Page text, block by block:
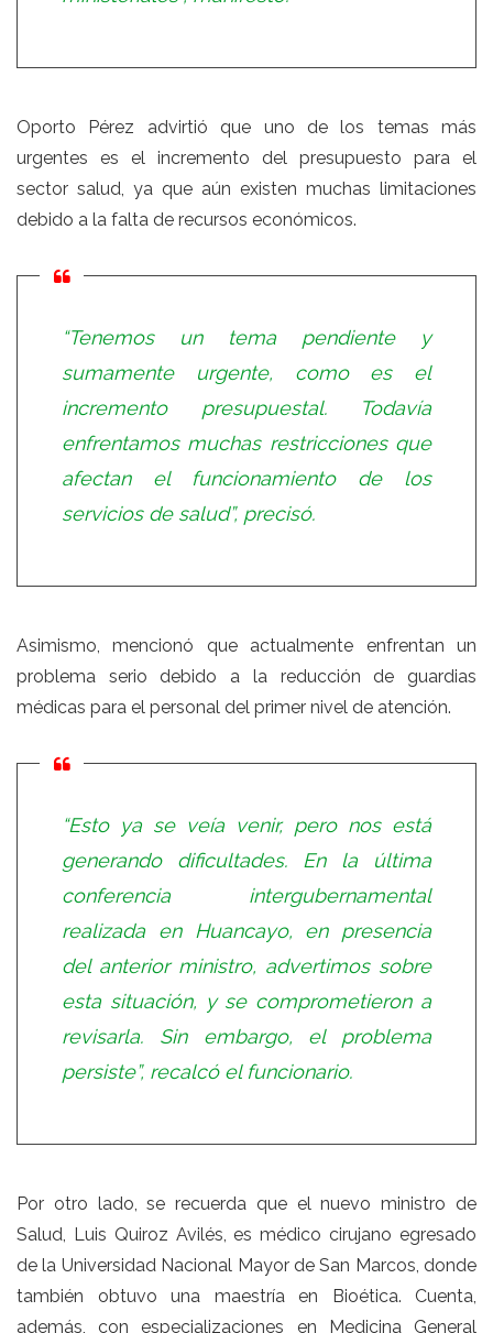
Oporto Pérez advirtió que uno de los temas más
urgentes es el incremento del presupuesto para el
sector salud, ya que aún existen muchas limitaciones
debido a la falta de recursos económicos.
“Tenemos un tema pendiente y
sumamente urgente, como es el
incremento presupuestal. Todavía
enfrentamos muchas restricciones que
afectan el funcionamiento de los
servicios de salud”, precisó.
Asimismo, mencionó que actualmente enfrentan un
problema serio debido a la reducción de guardias
médicas para el personal del primer nivel de atención.
“Esto ya se veía venir, pero nos está
generando dificultades. En la última
conferencia intergubernamental
realizada en Huancayo, en presencia
del anterior ministro, advertimos sobre
esta situación, y se comprometieron a
revisarla. Sin embargo, el problema
persiste”, recalcó el funcionario.
Por otro lado, se recuerda que el nuevo ministro de
Salud, Luis Quiroz Avilés, es médico cirujano egresado
de la Universidad Nacional Mayor de San Marcos, donde
también obtuvo una maestría en Bioética. Cuenta,
además, con especializaciones en Medicina General